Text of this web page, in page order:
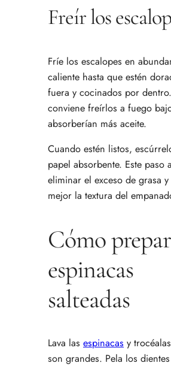
Freír los
Fríe los escalopes en
caliente hasta que estén
fuera y cocinados por
conviene freírlos a fuego
absorberían más aceite.
Cuando estén listos,
papel absorbente. Este paso
eliminar el exceso de grasa
mejor la textura del
Cómo
espinacas
salteadas
Lava las espinacas y
son grandes. Pela los